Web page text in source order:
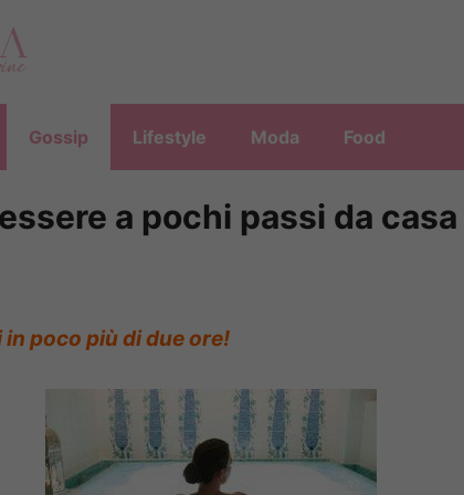
Gossip Lifestyle Moda Food
a pochi passi da
poco più di due ore!